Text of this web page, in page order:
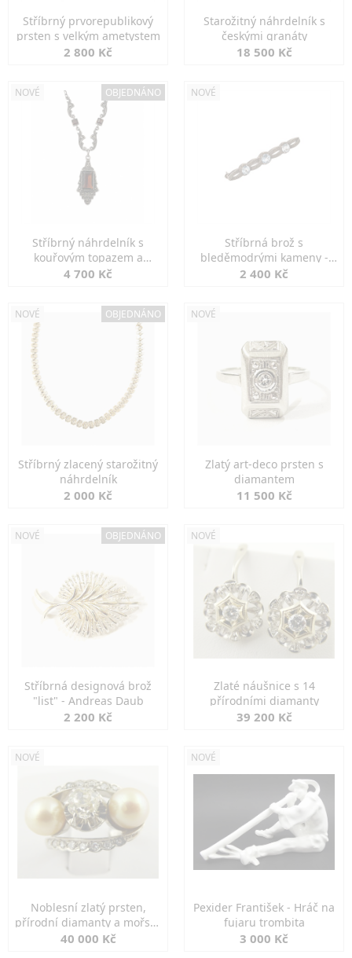
Stříbrný prvorepublikový
prsten s velkým ametystem
2 800 Kč
Starožitný náhrdelník s
českými granáty
18 500 Kč
NOVÉ OBJEDNÁNO
Stříbrný náhrdelník s
kouřovým topazem a
markazity
4 700 Kč
NOVÉ
Stříbrná brož s
bleděmodrými kameny -
jemná elegance
2 400 Kč
NOVÉ OBJEDNÁNO
Stříbrný zlacený starožitný
náhrdelník
2 000 Kč
NOVÉ
Zlatý art-deco prsten s
diamantem
11 500 Kč
NOVÉ OBJEDNÁNO
Stříbrná designová brož
"list" - Andreas Daub
2 200 Kč
NOVÉ
Zlaté náušnice s 14
přírodními diamanty
39 200 Kč
NOVÉ
Noblesní zlatý prsten,
přírodní diamanty a mořské
perly
40 000 Kč
NOVÉ
Pexider František - Hráč na
fujaru trombita
3 000 Kč